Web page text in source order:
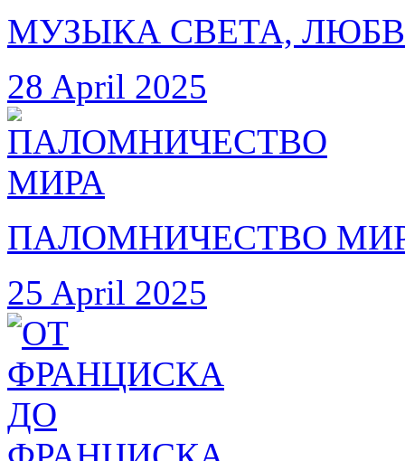
МУЗЫКА СВЕТА,
28 April 2025
ПАЛОМНИЧЕСТВО
25 April 2025